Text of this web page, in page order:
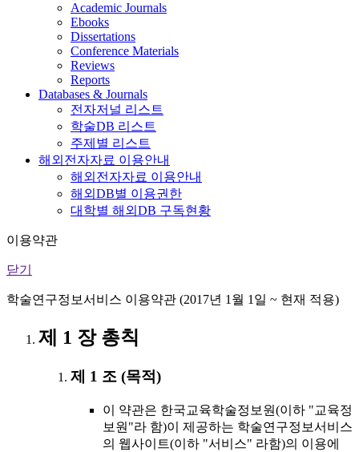
Academic Journals
Ebooks
Dissertations
Conference Materials
Reviews
Reports
Databases & Journals
전자저널 리스트
학술DB 리스트
주제별 리스트
해외전자자료 이용안내
해외전자자료 이용안내
해외DB별 이용권한
대학별 해외DB 구독현황
이용약관
닫기
학술연구정보서비스 이용약관 (2017년 1월 1일 ~ 현재 적용)
제 1 장 총칙
제 1 조 (목적)
이 약관은 한국교육학술정보원(이하 "교육정
보원"라 함)이 제공하는 학술연구정보서비스
의 웹사이트(이하 "서비스" 라함)의 이용에